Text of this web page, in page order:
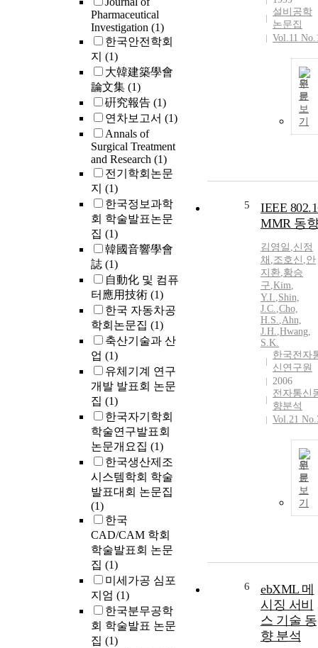
Pharmaceutical
Investigation (1)
한국안전학회
지 (1)
大韓建築學會
論文集 (1)
硏究報告 (1)
연차보고서 (1)
Annals of
Surgical Treatment
and Research (1)
전기학회논문
지 (1)
한국정보과학
회 학술발표논문
집 (1)
韓國音響學會
誌 (1)
自動化 및 컴퓨
터應用技術 (1)
한국 자동차공
학회논문집 (1)
축산기술과 산
업 (1)
유체기계 연구
개발 발표회 논문
집 (1)
한국자기학회
학술연구발표회
논문개요집 (1)
한국생산제조
시스템학회 학술
발표대회 논문집
(1)
한국
CAD/CAM 학회
학술발표회 논문
집 (1)
미세가공 심포
지엄 (1)
한국분무공학
회 학술발표 논문
집 (1)
설비공학
논문집
Vol.11
원
문
보
기
5
IEEE
MMR 동향
김영일 ,신정
채 ,조호신 ,안
지환,황승
구,Kim,
Y.I.,Shin,
J.C.,Cho,
H.S.,Ahn,
J.H.,Hwang,
S.K.
한국전자
신연구원
2006
전자통신
향분석
Vol.21
원
문
보
기
6
ebXML 메
시징 서비
스 기술 동
향 분석